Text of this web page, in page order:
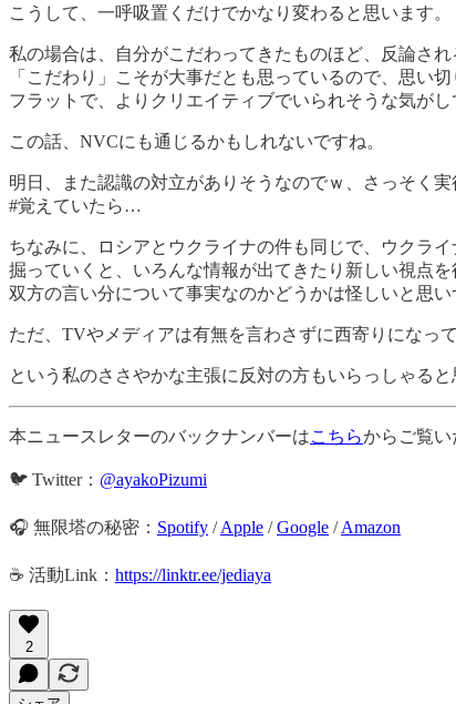
こうして、一呼吸置くだけでかなり変わると思います。
私の場合は、自分がこだわってきたものほど、反論さ
「こだわり」こそが大事だとも思っているので、思い
フラットで、よりクリエイティブでいられそうな気がし
この話、NVCにも通じるかもしれないですね。
明日、また認識の対立がありそうなのでｗ、さっそく実
#覚えていたら…
ちなみに、ロシアとウクライナの件も同じで、ウクラ
掘っていくと、いろんな情報が出てきたり新しい視点
双方の言い分について事実なのかどうかは怪しいと思
ただ、TVやメディアは有無を言わさずに西寄りになっ
という私のささやかな主張に反対の方もいらっしゃる
本ニュースレターのバックナンバーはこちらからご覧い
🐦 Twitter： @ayakoPizumi
🎧 無限塔の秘密： Spotify /Apple /Google /Amazon
☕️ 活動Link： https://linktr.ee/jediaya
2